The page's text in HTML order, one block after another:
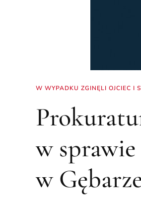
W WYPADKU ZGINĘLI OJCIEC I
w
w